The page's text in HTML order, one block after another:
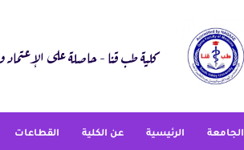
كلية طب قنا - حاصلة على الإعتماد
الجامعة الرئيسية عن الكلية القطاعات